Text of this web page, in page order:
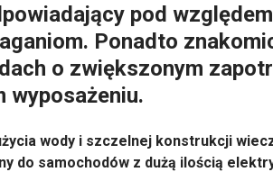
pod
Ponadto
o zwiększonym
wyposażeniu.
wody i szczelnej konstrukcji
do samochodów z dużą ilością